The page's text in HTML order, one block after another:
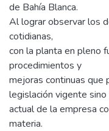
de Bahía Blanca.
Al lograr observar los
cotidianas,
con la planta en pleno
procedimientos y
mejoras continuas que
legislación vigente
actual de la empresa
materia.